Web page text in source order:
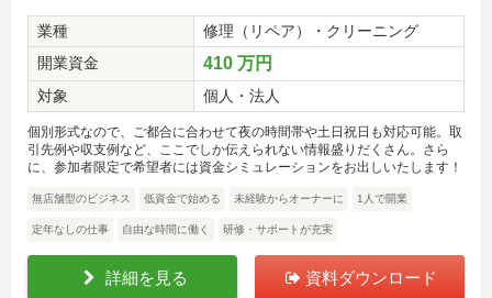
業種
修理（リペア）・クリーニング
開業資金
410 万円
対象 個人・法人
個別形式なので、ご都合に合わせて夜の時間帯や土日祝日も対応可能。取
引先例や収支例など、ここでしか伝えられない情報盛りだくさん。さら
に、参加者限定で希望者には資金シミュレーションをお出しいたします！
無店舗型のビジネス 低資金で始める 未経験からオーナーに 1人で開業
定年なしの仕事 自由な時間に働く 研修・サポートが充実
詳細を見る 資料ダウンロード